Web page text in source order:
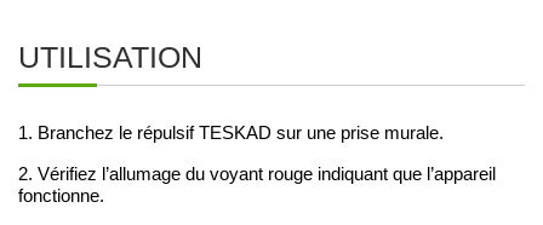
UTILISATION
1. Branchez le répulsif TESKAD sur une prise murale.
2. Vérifiez l’allumage du voyant rouge indiquant que l’appareil
fonctionne.